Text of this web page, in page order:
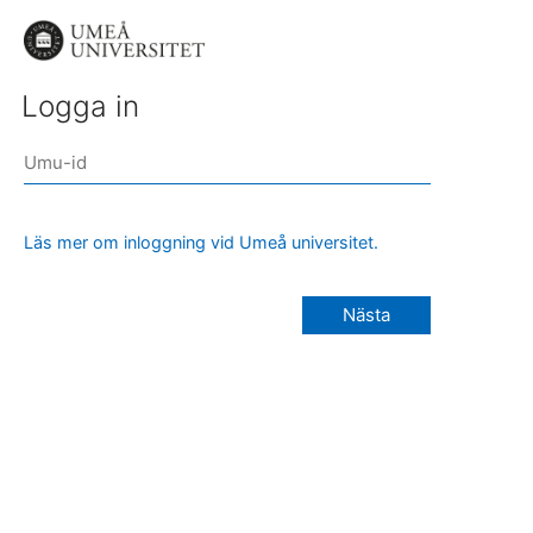
Logga in
Läs mer om inloggning vid Umeå universitet.
Nästa